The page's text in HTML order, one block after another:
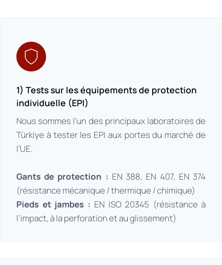
1) Tests sur les équipements de protection
individuelle (EPI)
Nous sommes l’un des principaux laboratoires de
Türkiye à tester les EPI aux portes du marché de
l’UE.
Gants de protection : EN 388, EN 407, EN 374
(résistance mécanique / thermique / chimique)
Pieds et jambes : EN ISO 20345 (résistance à
l’impact, à la perforation et au glissement)